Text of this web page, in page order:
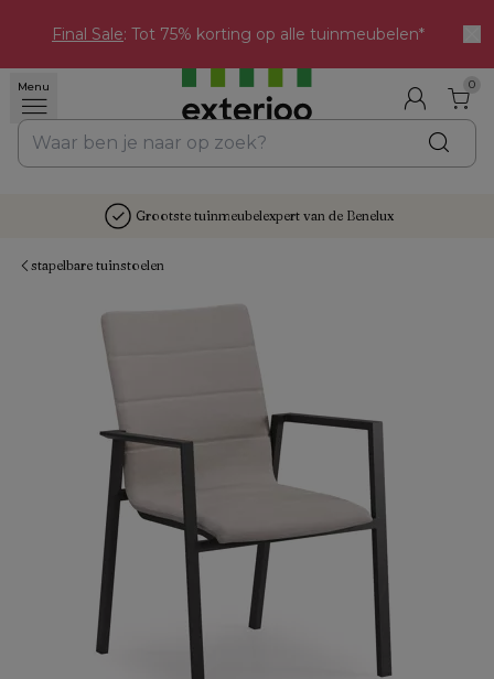
Final Sale: Tot 75% korting op alle tuinmeubelen*
Menu 0
Grootste tuinmeubelexpert van de Benelux
stapelbare tuinstoelen